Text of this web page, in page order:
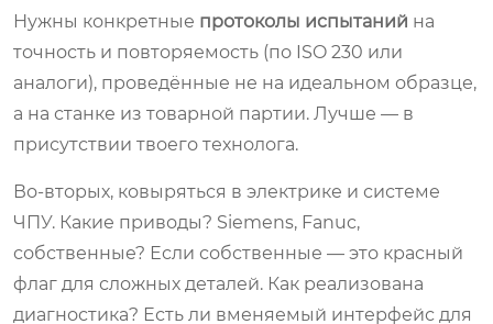
Нужны конкретные протоколы испытаний на
точность и повторяемость (по ISO 230 или
аналоги), проведённые не на идеальном образце,
а на станке из товарной партии. Лучше — в
присутствии твоего технолога.
Во-вторых, ковыряться в электрике и системе
ЧПУ. Какие приводы? Siemens, Fanuc,
собственные? Если собственные — это красный
флаг для сложных деталей. Как реализована
диагностика? Есть ли вменяемый интерфейс для